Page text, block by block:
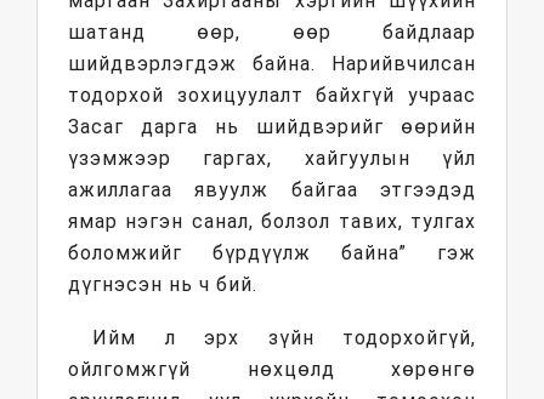
шатанд өөр, өөр байдлаар
шийдвэрлэгдэж байна. Нарийвчилсан
тодорхой зохицуулалт байхгүй учраас
Засаг дарга нь шийдвэрийг өөрийн
үзэмжээр гаргах, хайгуулын үйл
ажиллагаа явуулж байгаа этгээдэд
ямар нэгэн санал, болзол тавих, тулгах
боломжийг бүрдүүлж байна” гэж
дүгнэсэн нь ч бий.
Ийм л эрх зүйн тодорхойгүй,
ойлгомжгүй нөхцөлд хөрөнгө